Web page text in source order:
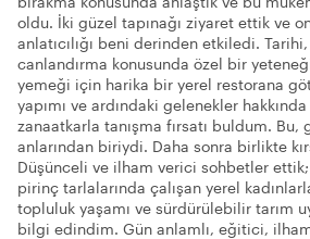
oldu. İki güzel tapınağı ziyaret ettik ve
anlatıcılığı beni derinden etkiledi.
canlandırma konusunda özel bir
yemeği için harika bir yerel restorana
yapımı ve ardındaki gelenekler
zanaatkarla tanışma fırsatı buldum. Bu,
anlarından biriydi. Daha sonra birlikte
Düşünceli ve ilham verici sohbetler
pirinç tarlalarında çalışan yerel
topluluk yaşamı ve sürdürülebilir tarım
bilgi edindim. Gün anlamlı, eğitici,